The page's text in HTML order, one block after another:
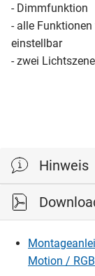
- Dimmfunktion
- alle
einstellbar
- zwei
Hinweis
Memory
230 V:
Dimmstufe
Motion /